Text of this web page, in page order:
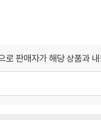
판매자가 해당 상품과